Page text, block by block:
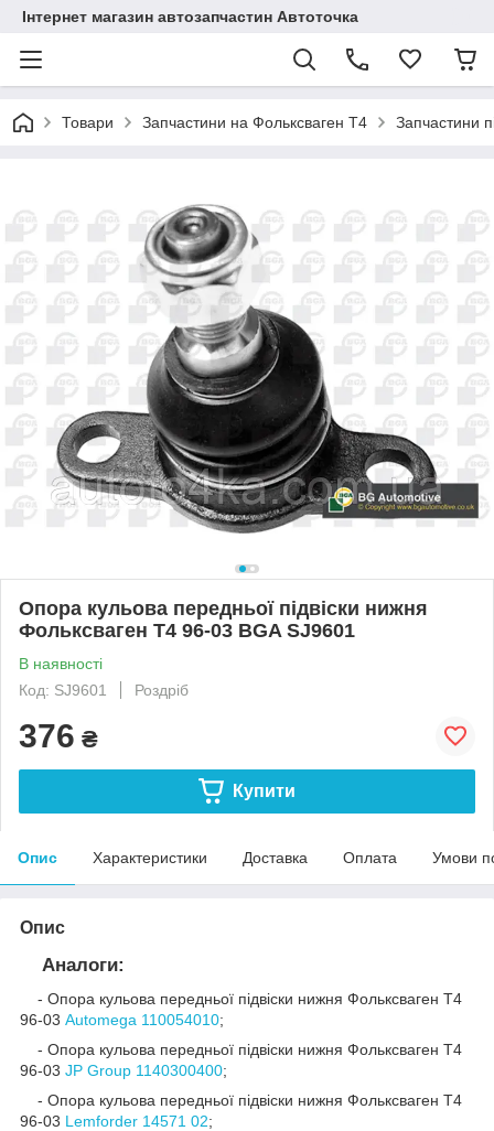
Інтернет магазин автозапчастин Автоточка
Товари Запчастини на Фольксваген Т4 Запчастини
Опора кульова передньої підвіски нижня
Фольксваген Т4 96-03 BGA SJ9601
В наявності
Код: SJ9601
Роздріб
376 ₴
Купити
Опис Характеристики Доставка Оплата Умови
Опис
Аналоги:
- Опора кульова передньої підвіски нижня Фольксваген Т4
96-03 Automega 110054010;
- Опора кульова передньої підвіски нижня Фольксваген Т4
96-03 JP Group 1140300400;
- Опора кульова передньої підвіски нижня Фольксваген Т4
96-03 Lemforder 14571 02;